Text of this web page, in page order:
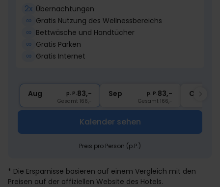
2x Übernachtungen
∞ Gratis Nutzung des Wellnessbereichs
∞ Bettwäsche und Handtücher
∞ Gratis Parken
∞ Gratis Internet
Aug p. P.83,-
Gesamt 166,-
Sep p. P.83,-
Gesamt 166,-
Okt
Kalender sehen
Preis pro Person (p.P.)
* Die Ersparnisse basieren auf einem Vergleich mit den
Preisen auf der offiziellen Website des Hotels.